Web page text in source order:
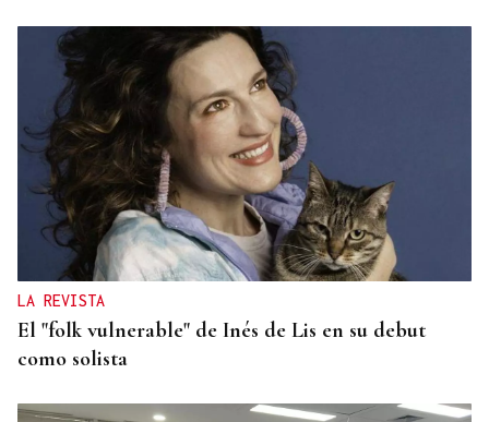
LA REVISTA
El "folk vulnerable" de Inés de Lis en su debut
como solista